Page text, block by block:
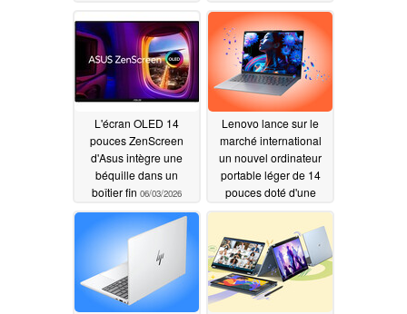
d'une mémoire vive
pouvant atteindre 64
Go et de processeurs
AMD
06/04/2026
06/04/2026
L'écran OLED 14
pouces ZenScreen
d'Asus intègre une
béquille dans un
boîtier fin 06/03/2026
Lenovo lance sur le
marché international
un nouvel ordinateur
portable léger de 14
pouces doté d'une
autonomie de plus de
20 heures et d'un
double emplacement
pour disque dur
06/03/2026